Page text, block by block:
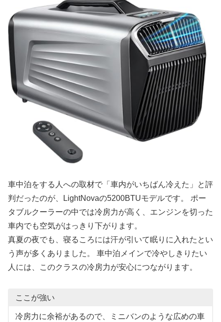
車中泊をする人への取材で「車内がいちばん冷えた」と評
判だったのが、LightNovaの5200BTUモデルです。 ポー
タブルクーラーの中では冷房力が高く、エンジンを切った
車内でも空気がはっきり下がります。
真夏の夜でも、寝るころには汗が引いて眠りに入れたとい
う声が多くありました。 車中泊メインで冷やしきりたい
人には、このクラスの冷房力が安心につながります。
ここが強い
冷房力に余裕があるので、ミニバンのような広めの車